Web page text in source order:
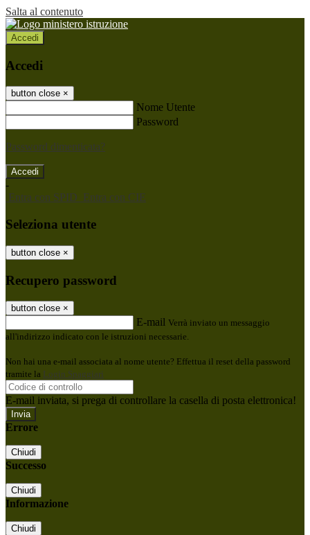
Salta al contenuto
Accedi
Accedi
button close ×
Nome Utente
Password
Password dimenticata?
-
Entra con SPID Entra con CIE
Seleziona utente
button close ×
Recupero password
button close ×
E-mail Verrà inviato un messaggio
all'indirizzo indicato con le istruzioni necessarie.
Non hai una e-mail associata al nome utente? Effettua il reset della password
tramite la Login Spaggiari
E-mail inviata, si prega di controllare la casella di posta elettronica!
Errore
Chiudi
Successo
Chiudi
Informazione
Chiudi